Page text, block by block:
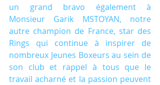
un grand bravo également à
Monsieur Garik MSTOYAN, notre
autre champion de France, star des
Rings qui continue à inspirer de
nombreux Jeunes Boxeurs au sein de
son club et rappel à tous que le
travail acharné et la passion peuvent